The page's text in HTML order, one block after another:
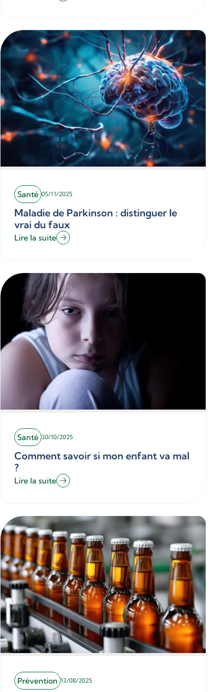
Santé 05/11/2025
Maladie de Parkinson : distinguer le
vrai du faux
Lire la suite
Santé 30/10/2025
Comment savoir si mon enfant va mal
?
Lire la suite
Prévention 13/08/2025